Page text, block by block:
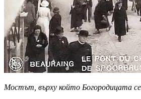
Мостът, върху който Богородицата се